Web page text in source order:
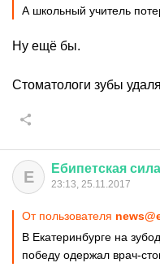
А школьный учитель
Ну ещё бы.
Стоматологи зубы
Е Ебипетская сила
23:13, 25.11.2017
От пользователя
В Екатеринбурге на
победу одержал врач-